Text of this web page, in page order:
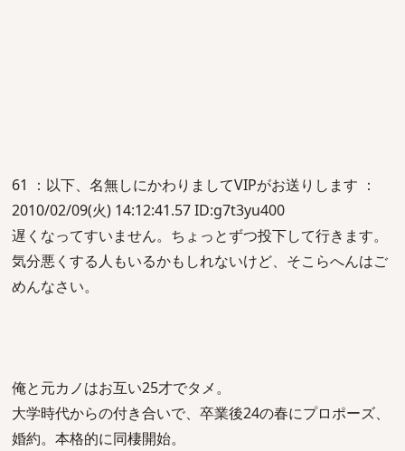
61 ：以下、名無しにかわりましてVIPがお送りします ：
2010/02/09(火) 14:12:41.57 ID:g7t3yu400
遅くなってすいません。ちょっとずつ投下して行きます。
気分悪くする人もいるかもしれないけど、そこらへんはご
めんなさい。
俺と元カノはお互い25才でタメ。
大学時代からの付き合いで、卒業後24の春にプロポーズ、
婚約。本格的に同棲開始。